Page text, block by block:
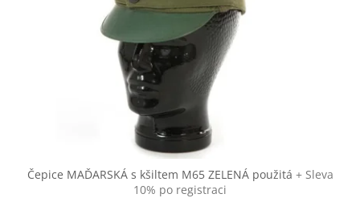
Čepice MAĎARSKÁ s kšiltem M65 ZELENÁ použitá + Sleva
10% po registraci